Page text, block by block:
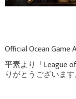
Official Ocean Game
平素より「League
りがとうございます